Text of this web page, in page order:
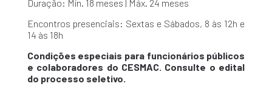
Duração: Mín. 18 meses | Máx. 24 meses
Encontros presenciais: Sextas e Sábados, 8 às 12h e
14 às 18h
Condições especiais para funcionários públicos
e colaboradores do CESMAC. Consulte o edital
do processo seletivo.